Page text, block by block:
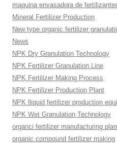
maquina envasadora de
Mineral Fertilizer Production
New type organic fertilizer
News
NPK Dry Granulation Technology
NPK Fertilizer Granulation Line
NPK Fertilizer Making Process
NPK Fertilizer Production Plant
NPK lliquid fertilizer production
NPK Wet Granulation Technology
organci fertilizer manufacturing
organic compound fertilizer making